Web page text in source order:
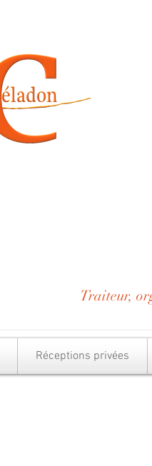
Traiteur,
Réceptions privées